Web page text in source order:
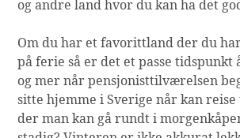
og andre land hvor du kan ha det
Om du har et favorittland der du
på ferie så er det et passe
og mer når pensjonisttilværelsen
sitte hjemme i Sverige når kan
der man kan gå rundt i